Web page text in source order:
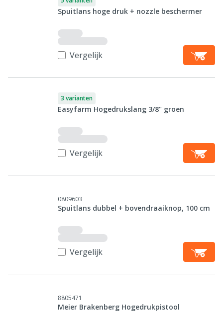
Spuitlans hoge druk + nozzle beschermer
Vergelijk
3 varianten
Easyfarm Hogedrukslang 3/8" groen
Vergelijk
0809603
Spuitlans dubbel + bovendraaiknop, 100 cm
Vergelijk
8805471
Meier Brakenberg Hogedrukpistool